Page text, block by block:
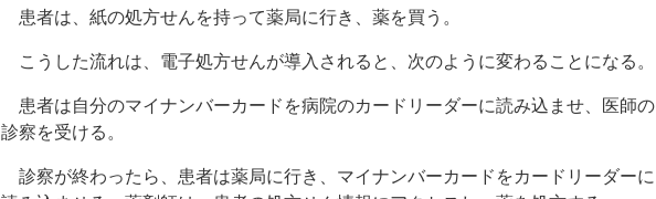
患者は、紙の処方せんを持って薬局に行き、薬を買う。
こうした流れは、電子処方せんが導入されると、次のように変わることになる。
患者は自分のマイナンバーカードを病院のカードリーダーに読み込ませ、医師の
診察を受ける。
診察が終わったら、患者は薬局に行き、マイナンバーカードをカードリーダーに